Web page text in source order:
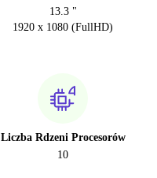
13.3 "
1920 x 1080 (FullHD)
Liczba Rdzeni Procesorów
10